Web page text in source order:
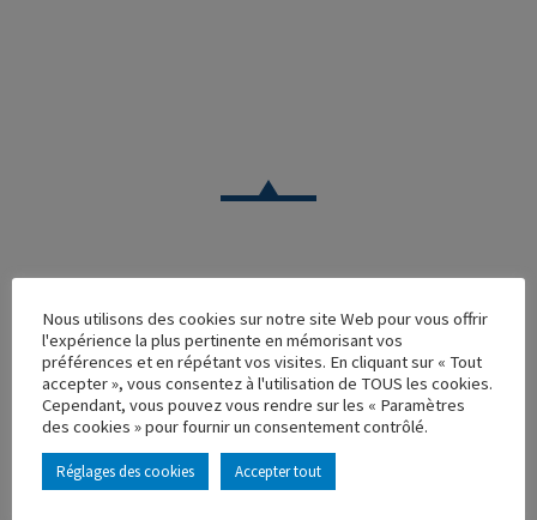
CAMION
MERCEDES 1948 TRS GUISNEL
Réf. : 110437
Rupture de stock
Caractéristique principales :
Nous utilisons des cookies sur notre site Web pour vous offrir
l'expérience la plus pertinente en mémorisant vos
préférences et en répétant vos visites. En cliquant sur « Tout
accepter », vous consentez à l'utilisation de TOUS les cookies.
Cependant, vous pouvez vous rendre sur les « Paramètres
des cookies » pour fournir un consentement contrôlé.
Réglages des cookies Accepter tout